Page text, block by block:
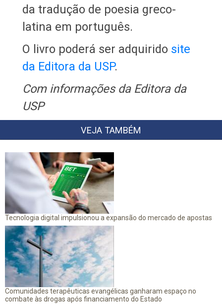
da tradução de poesia greco-
latina em português.
O livro poderá ser adquirido site
da Editora da USP.
Com informações da Editora da
USP
VEJA TAMBÉM
Tecnologia digital impulsionou a expansão do mercado de apostas
Comunidades terapêuticas evangélicas ganharam espaço no
combate às drogas após financiamento do Estado